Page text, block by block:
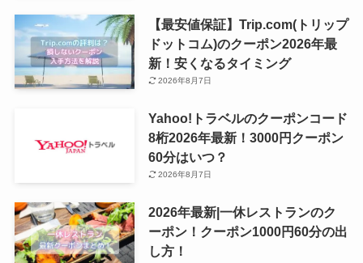
【最安値保証】Trip.com(トリップ
ドットコム)のクーポン2026年最
新！安くなるタイミング
2026年8月7日
Yahoo!トラベルのクーポンコード
8桁2026年最新！3000円クーポン
60分はいつ？
2026年8月7日
2026年最新|一休レストランのク
ーポン！クーポン1000円60分の出
し方！